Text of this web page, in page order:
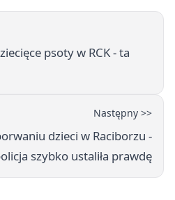
psoty w RCK - ta
Następny >>
dzieci w Raciborzu -
szybko ustaliła prawdę